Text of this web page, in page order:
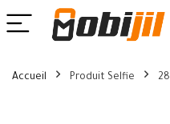
Accueil Produit Selfie